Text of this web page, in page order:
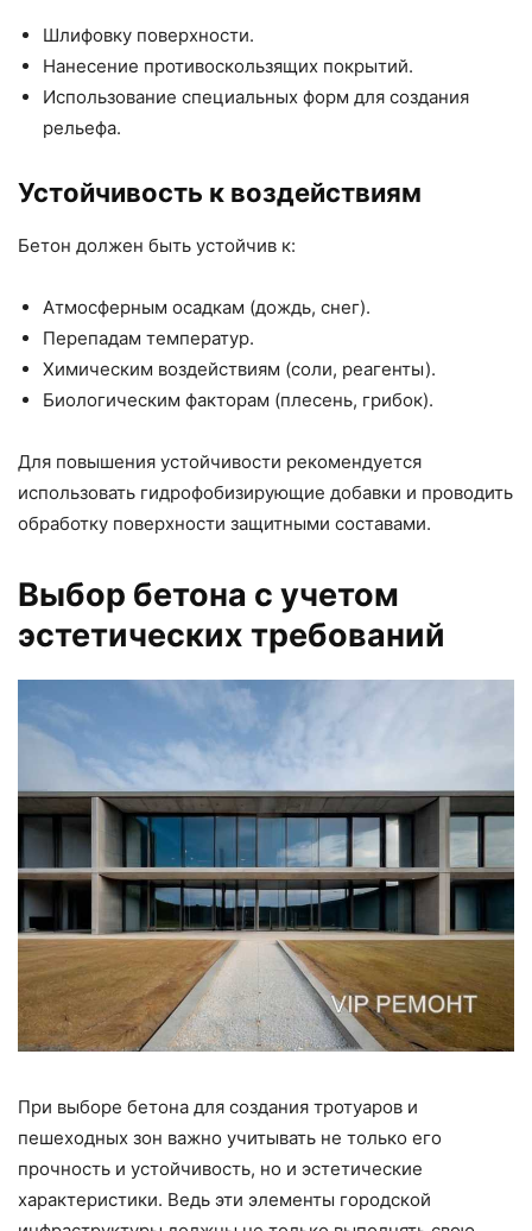
Шлифовку поверхности.
Нанесение противоскользящих покрытий.
Использование специальных форм для создания
рельефа.
Устойчивость к воздействиям
Бетон должен быть устойчив к:
Атмосферным осадкам (дождь, снег).
Перепадам температур.
Химическим воздействиям (соли, реагенты).
Биологическим факторам (плесень, грибок).
Для повышения устойчивости рекомендуется
использовать гидрофобизирующие добавки и проводить
обработку поверхности защитными составами.
Выбор бетона с учетом
эстетических требований
При выборе бетона для создания тротуаров и
пешеходных зон важно учитывать не только его
прочность и устойчивость, но и эстетические
характеристики. Ведь эти элементы городской